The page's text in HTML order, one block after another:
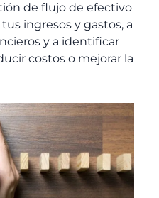
de flujo de efectivo
ingresos y gastos, a
y a identificar
costos o mejorar la